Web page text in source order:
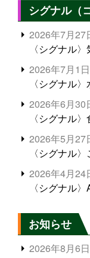
シグナル（
2026年7月27
〈シグナル
2026年7月1日
〈シグナル
2026年6月30
〈シグナル
2026年5月27
〈シグナル
2026年4月24
〈シグナル
お知らせ
2026年8月6日